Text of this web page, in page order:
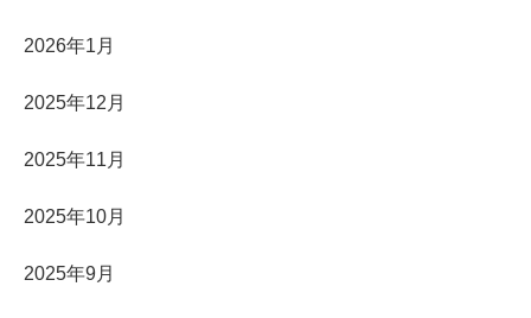
2026年1月
2025年12月
2025年11月
2025年10月
2025年9月